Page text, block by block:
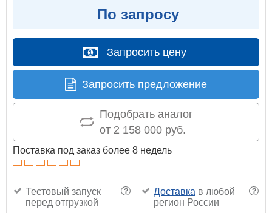
По запросу
Запросить цену
Запросить предложение
Подобрать аналог
от 2 158 000 руб.
Поставка под заказ более 8 недель
?
Тестовый запуск
перед отгрузкой
?
Доставка в любой
регион России